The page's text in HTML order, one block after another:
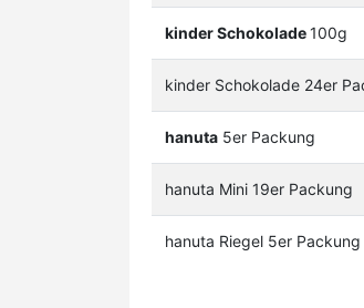
kinder Schokolade100g
kinder Schokolade 24er
hanuta 5er Packung
hanuta Mini 19er Packung
hanuta Riegel 5er Packung